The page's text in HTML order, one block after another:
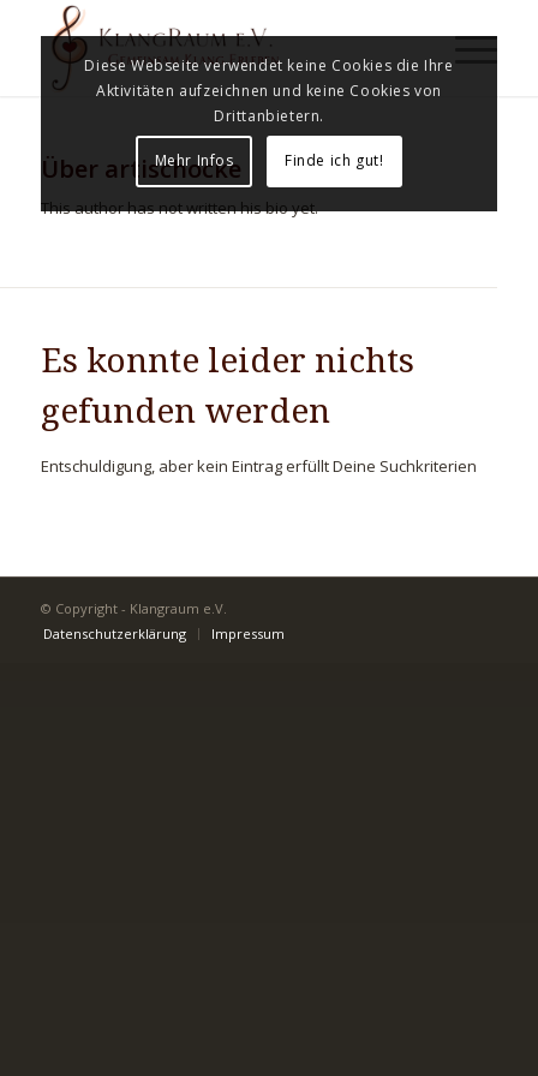
Über artischocke
This author has not written his bio yet.
Es konnte leider nichts
gefunden werden
Entschuldigung, aber kein Eintrag erfüllt Deine Suchkriterien
© Copyright - Klangraum e.V.
Datenschutzerklärung
Impressum
Diese Webseite verwendet keine Cookies die Ihre
Aktivitäten aufzeichnen und keine Cookies von
Drittanbietern.
Mehr Infos Finde ich gut!